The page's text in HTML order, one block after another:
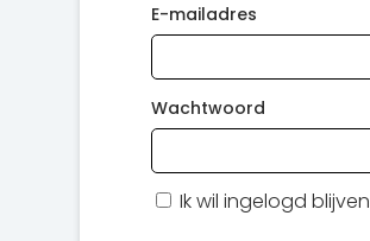
E-mailadres
Wachtwoord
Ik wil ingelogd blijven